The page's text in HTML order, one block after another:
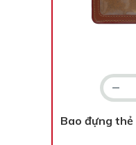
Bao đựng